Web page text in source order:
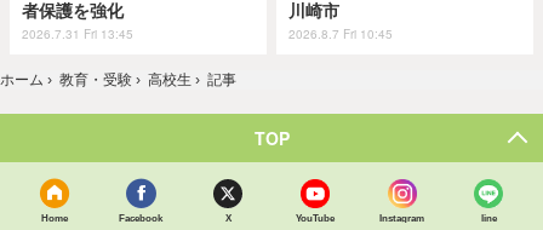
者保護を強化
2026.7.31 Fri 13:45
川崎市
2026.8.7 Fri 10:45
ホーム › 教育・受験 › 高校生 › 記事
TOP
Home Facebook X YouTube Instagram line